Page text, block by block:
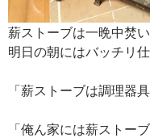
薪ストーブは一晩中焚
明日の朝にはバッチリ
「薪ストーブは調理器具
「俺ん家には薪ストー